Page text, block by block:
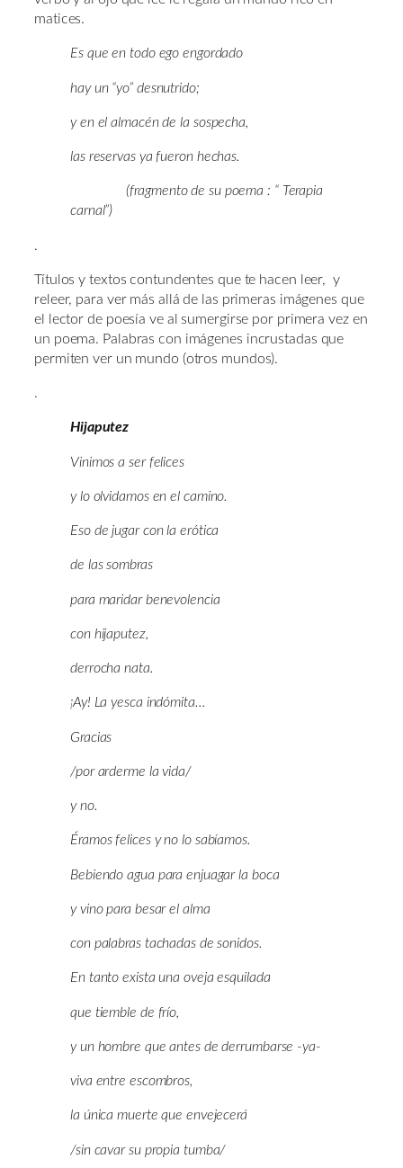
matices.
Es que en todo ego engordado
hay un “yo” desnutrido;
y en el almacén de la sospecha,
las reservas ya fueron hechas.
(fragmento de su poema : “ Terapia
carnal”)
.
Títulos y textos contundentes que te hacen leer, y
releer, para ver más allá de las primeras imágenes que
el lector de poesía ve al sumergirse por primera vez en
un poema. Palabras con imágenes incrustadas que
permiten ver un mundo (otros mundos).
.
Hijaputez
Vinimos a ser felices
y lo olvidamos en el camino.
Eso de jugar con la erótica
de las sombras
para maridar benevolencia
con hijaputez,
derrocha nata.
¡Ay! La yesca indómita…
Gracias
/por arderme la vida/
y no.
Éramos felices y no lo sabíamos.
Bebiendo agua para enjuagar la boca
y vino para besar el alma
con palabras tachadas de sonidos.
En tanto exista una oveja esquilada
que tiemble de frío,
y un hombre que antes de derrumbarse -ya-
viva entre escombros,
la única muerte que envejecerá
/sin cavar su propia tumba/